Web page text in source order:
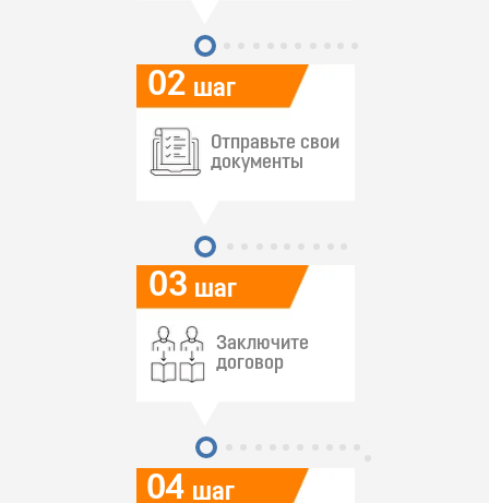
04
03
02 шаг
шаг
шаг
Отправьте свои
документы
Заключите
договор